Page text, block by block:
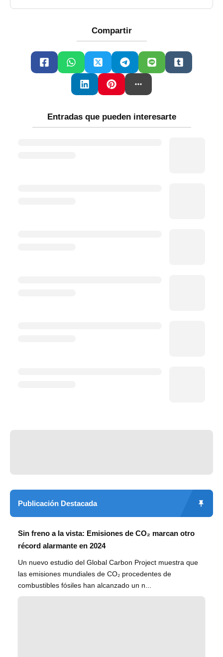
Compartir
Entradas que pueden interesarte
Publicación Destacada
Sin freno a la vista: Emisiones de CO₂ marcan otro
récord alarmante en 2024
Un nuevo estudio del Global Carbon Project muestra que
las emisiones mundiales de CO₂ procedentes de
combustibles fósiles han alcanzado un n...